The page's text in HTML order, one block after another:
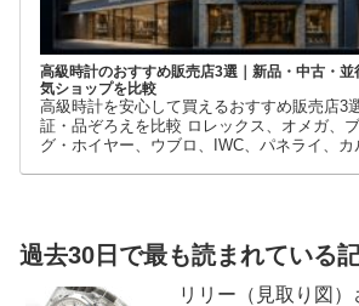
高級時計のおすすめ販売店3選｜新品・中古・並
気ショップを比較
高級時計を安心して買えるおすすめ販売店3
証・品ぞろえを比較 ロレックス、オメガ、
グ・ホイヤー、ウブロ、IWC、パネライ、カ
過去30日で最も読まれている
リリー（見取り図